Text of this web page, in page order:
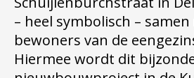
– heel symbolisch –
bewoners van de
Hiermee wordt dit